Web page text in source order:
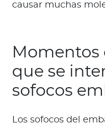
causar muchas
Momentos
que se
sofocos
Los sofocos del